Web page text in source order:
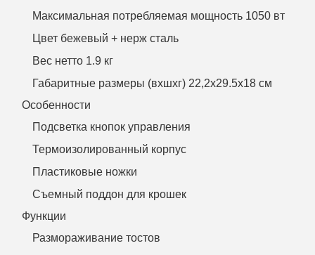
Максимальная потребляемая мощность 1050 вт
Цвет бежевый + нерж сталь
Вес нетто 1.9 кг
Габаритные размеры (вхшхг) 22,2х29.5х18 см
Особенности
Подсветка кнопок управления
Термоизолированный корпус
Пластиковые ножки
Съемный поддон для крошек
Функции
Размораживание тостов